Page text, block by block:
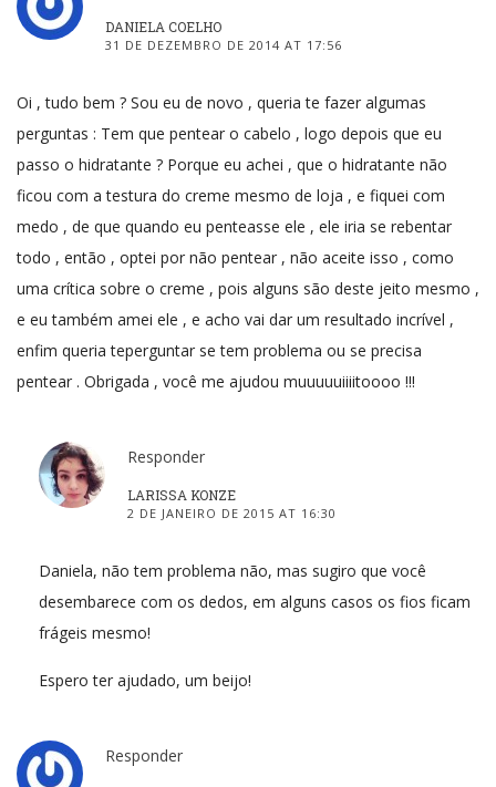
DANIELA COELHO
31 DE DEZEMBRO DE 2014 AT 17:56
Oi , tudo bem ? Sou eu de novo , queria te fazer algumas
perguntas : Tem que pentear o cabelo , logo depois que eu
passo o hidratante ? Porque eu achei , que o hidratante não
ficou com a testura do creme mesmo de loja , e fiquei com
medo , de que quando eu penteasse ele , ele iria se rebentar
todo , então , optei por não pentear , não aceite isso , como
uma crítica sobre o creme , pois alguns são deste jeito mesmo ,
e eu também amei ele , e acho vai dar um resultado incrível ,
enfim queria teperguntar se tem problema ou se precisa
pentear . Obrigada , você me ajudou muuuuuiiiitoooo !!!
Responder
LARISSA KONZE
2 DE JANEIRO DE 2015 AT 16:30
Daniela, não tem problema não, mas sugiro que você
desembarece com os dedos, em alguns casos os fios ficam
frágeis mesmo!
Espero ter ajudado, um beijo!
Responder